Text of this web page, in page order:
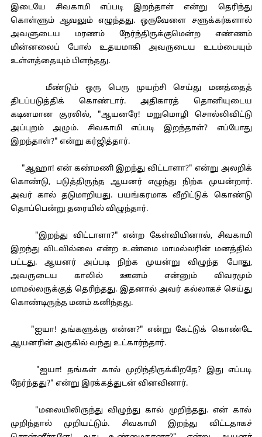
இடையே சிவகாமி எப்படி இறந்தாள் என்று தெரிந்து
கொள்ளும் ஆவலும் எழுந்தது. ஒருவேளை சளுக்கர்களால்
அவளுடைய மரணம் நேர்ந்திருக்குமென்ற எண்ணம்
மின்னலைப் போல் உதயமாகி அவருடைய உடம்பையும்
உள்ளத்தையும் பிளந்தது.
மீண்டும் ஒரு பெரு முயற்சி செய்து மனத்தைத்
திடப்படுத்திக் கொண்டார். அதிகாரத் தொனியுடைய
கடினமான குரலில், "ஆயனரே! மறுமொழி சொல்லிவிட்டு
அப்புறம் அழும். சிவகாமி எப்படி இறந்தாள்? எப்போது
இறந்தாள்?" என்று கர்ஜித்தார்.
"ஆஹா! என் கண்மணி இறந்து விட்டாளா?" என்று அலறிக்
கொண்டு, படுத்திருந்த ஆயனர் எழுந்து நிற்க முயன்றார்.
அவர் கால் தடுமாறியது. பயங்கரமாக வீறிட்டுக் கொண்டு
தொப்பென்று தரையில் விழுந்தார்.
"இறந்து விட்டாளா?" என்ற கேள்வியினால், சிவகாமி
இறந்து விடவில்லை என்ற உண்மை மாமல்லரின் மனத்தில்
பட்டது. ஆயனர் அப்படி நிற்க முயன்று விழுந்த போது,
அவருடைய காலில் ஊனம் என்னும் விவரமும்
மாமல்லருக்குத் தெரிந்தது. இதனால் அவர் கல்லாகச் செய்து
கொண்டிருந்த மனம் கனிந்தது.
"ஐயா! தங்களுக்கு என்ன?" என்று கேட்டுக் கொண்டே
ஆயனரின் அருகில் வந்து உட்கார்ந்தார்.
"ஐயா! தங்கள் கால் முறிந்திருக்கிறதே? இது எப்படி
நேர்ந்தது?" என்று இரக்கத்துடன் வினவினார்.
"மலையிலிருந்து விழுந்து கால் முறிந்தது. என் கால்
முறிந்தால் முறியட்டும். சிவகாமி இறந்து விட்டதாகச்